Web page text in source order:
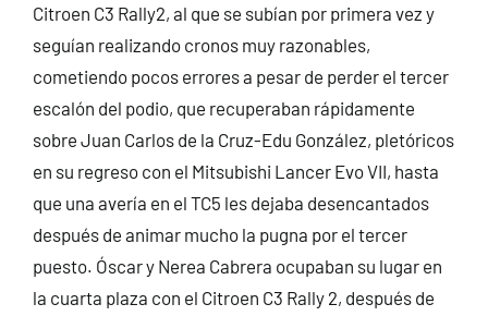
Citroen C3 Rally2, al que se subían por primera vez y
seguían realizando cronos muy razonables,
cometiendo pocos errores a pesar de perder el tercer
escalón del podio, que recuperaban rápidamente
sobre Juan Carlos de la Cruz-Edu González, pletóricos
en su regreso con el Mitsubishi Lancer Evo VII, hasta
que una avería en el TC5 les dejaba desencantados
después de animar mucho la pugna por el tercer
puesto. Óscar y Nerea Cabrera ocupaban su lugar en
la cuarta plaza con el Citroen C3 Rally 2, después de